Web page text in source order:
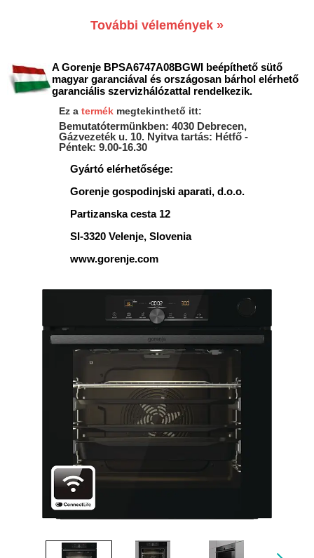
További vélemények »
A Gorenje BPSA6747A08BGWI beépíthető sütő
magyar garanciával és országosan bárhol elérhető
garanciális szervizhálózattal rendelkezik.
Ez a termék megtekinthető itt:
Bemutatótermünkben: 4030 Debrecen,
Gázvezeték u. 10. Nyitva tartás: Hétfő -
Péntek: 9.00-16.30
Gyártó elérhetősége:
Gorenje gospodinjski aparati, d.o.o.
Partizanska cesta 12
SI-3320 Velenje, Slovenia
www.gorenje.com